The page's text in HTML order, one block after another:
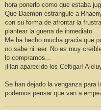
hora ponerlo como que estaba
Que Daemon estrangule a
con su forma de afrontar la
plantear la guerra de inmediato.
Me ha hecho mucha gracia que
no sabe ni leer. No es muy
lo compramos...
¡Han aparecido los Celtigar!
Se han dejado la venganza para
podemos pensar que van a